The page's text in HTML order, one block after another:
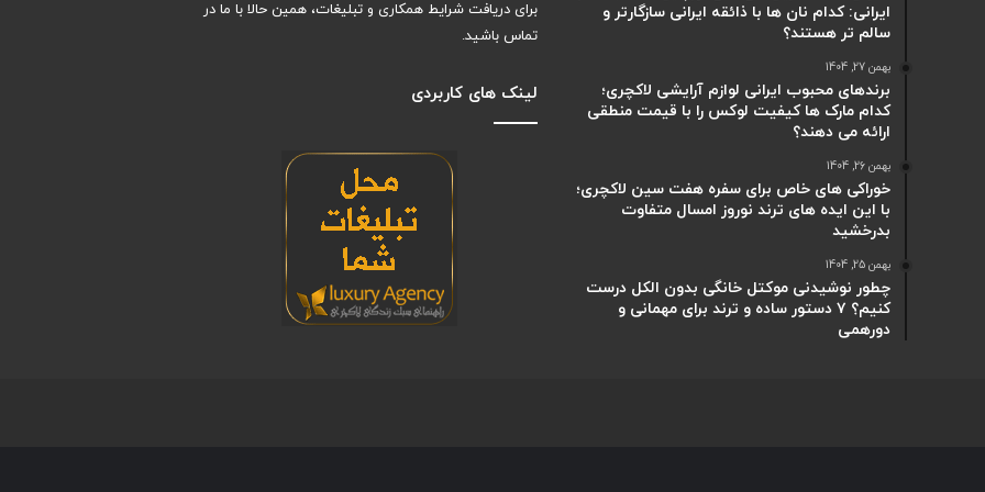
ایرانی: کدام نان ها با ذائقه ایرانی سازگارتر و
سالم تر هستند؟
بهمن 27, 1404
برندهای محبوب ایرانی لوازم آرایشی لاکچری؛
کدام مارک ها کیفیت لوکس را با قیمت منطقی
ارائه می دهند؟
بهمن 26, 1404
خوراکی های خاص برای سفره هفت سین لاکچری؛
با این ایده های ترند نوروز امسال متفاوت
بدرخشید
بهمن 25, 1404
چطور نوشیدنی موکتل خانگی بدون الکل درست
کنیم؟ ۷ دستور ساده و ترند برای مهمانی و
دورهمی
برای دریافت شرایط همکاری و تبلیغات، همین حالا با ما در
تماس باشید.
لینک های کاربردی